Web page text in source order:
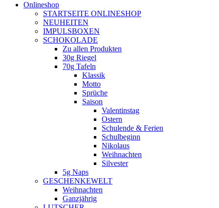
opensOnlineshop
STARTSEITE ONLINESHOP
NEUHEITEN
IMPULSBOXEN
SCHOKOLADE
Zu allen Produkten
30g Riegel
70g Tafeln
Klassik
Motto
Sprüche
Saison
Valentinstag
Ostern
Schulende & Ferien
Schulbeginn
Nikolaus
Weihnachten
Silvester
5g Naps
GESCHENKEWELT
Weihnachten
Ganzjährig